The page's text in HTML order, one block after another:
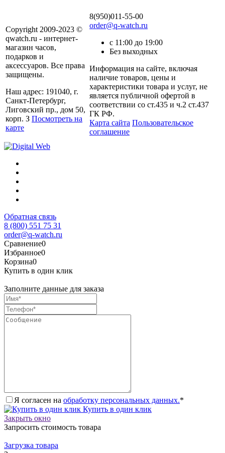
Copyright 2009-2023 ©
qwatch.ru - интернет-
магазин часов,
подарков и
аксессуаров. Все права
защищены.
Наш адрес: 191040, г.
Санкт-Петербург,
Лиговский пр., дом 50,
корп. З Посмотреть на
карте
8(950)011-55-00
order@q-watch.ru
с 11:00 до 19:00
Без выходных
Информация на сайте, включая
наличие товаров, цены и
характеристики товара и услуг, не
является публичной офертой в
соответствии со ст.435 и ч.2 ст.437
ГК РФ.
Карта сайта Пользовательское
соглашение
Обратная связь
8 (800) 551 75 31
order@q-watch.ru
Сравнение0
Избранное0
Корзина0
Купить в один клик
Заполните данные для заказа
Я согласен на обработку персональных данных.*
Купить в один клик
Закрыть окно
Запросить стоимость товара
Загрузка товара